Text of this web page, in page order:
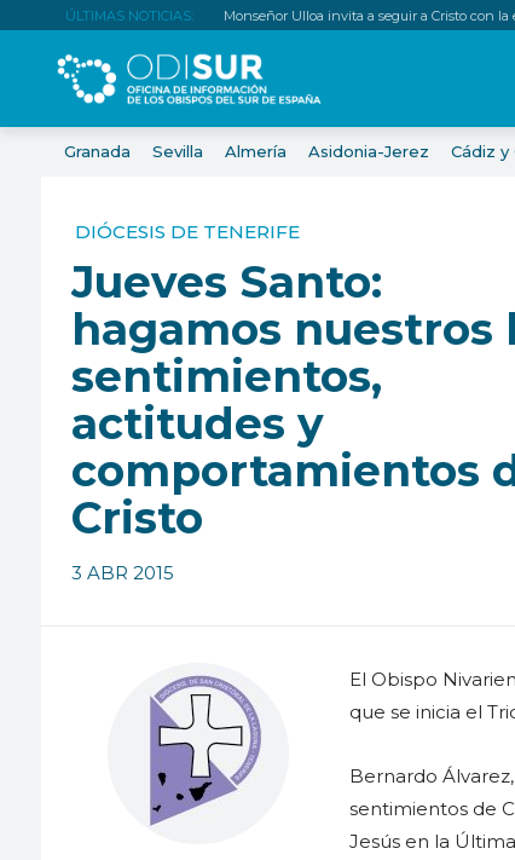
ÚLTIMAS NOTICIAS: Monseñor Ulloa invita a seguir a Cristo con
Granada Sevilla Almería Asidonia-Jerez Cádiz y
DIÓCESIS DE TENERIFE
Jueves Santo:
hagamos nuestros
sentimientos,
actitudes y
comportamientos
Cristo
3 ABR 2015
El Obispo
que se inicia el
Bernardo
sentimientos de
Jesús en la